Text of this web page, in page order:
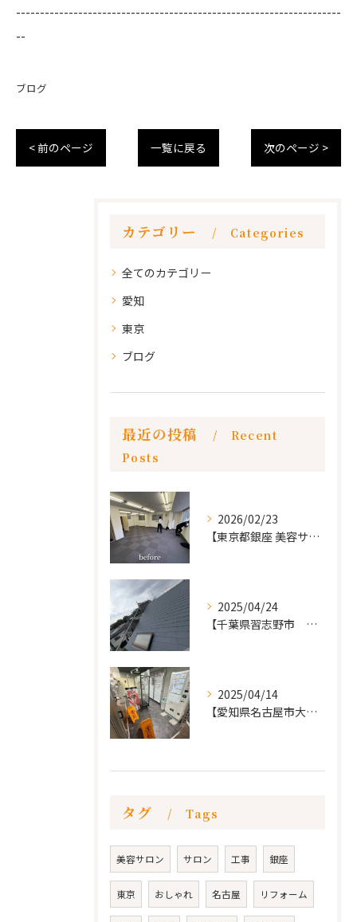
--------------------------------------------------------------------
--
ブログ
< 前のページ 一覧に戻る 次のページ >
カテゴリー Categories
全てのカテゴリー
愛知
東京
ブログ
最近の投稿
Recent
Posts
2026/02/23
【東京都銀座 美容サロン店舗工事】
2025/04/24
【千葉県習志野市 戸建て 屋根の葺き替え工事】
2025/04/14
【愛知県名古屋市大須 カードショップ屋のリノベーション
タグ Tags
美容サロン サロン 工事 銀座
東京 おしゃれ 名古屋 リフォーム